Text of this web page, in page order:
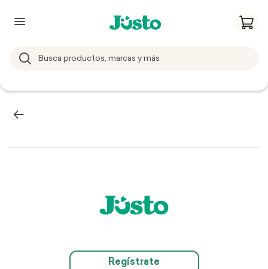
Regístrate